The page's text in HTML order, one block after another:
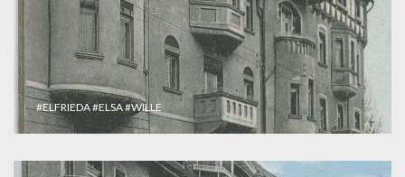
#ELFRIEDA#ELSA#WILLE